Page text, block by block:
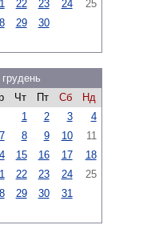
22 23 24
25
29 30
грудень
Чт Пт Сб
Нд
1
2 3
4
7 8 9 10
11
15 16 17
18
22 23 24
25
29 30 31